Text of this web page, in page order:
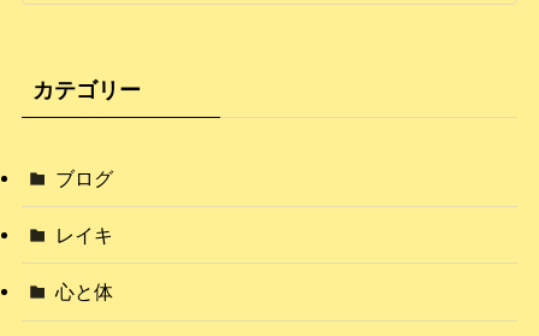
カテゴリー
ブログ
レイキ
心と体